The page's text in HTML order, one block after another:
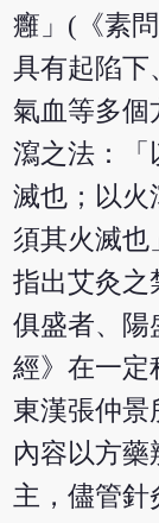
癰」(《素
具有起陷下
氣血等多個
瀉之法：「
滅也；以火
須其火滅也
指出艾灸之
俱盛者、陽
經》在一定
東漢張仲景
內容以方藥
主，儘管針